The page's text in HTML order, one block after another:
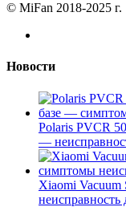
© MiFan 2018-2025 г.
Новости
Polaris PVCR
—
Xiaomi Vacuum
неисправность